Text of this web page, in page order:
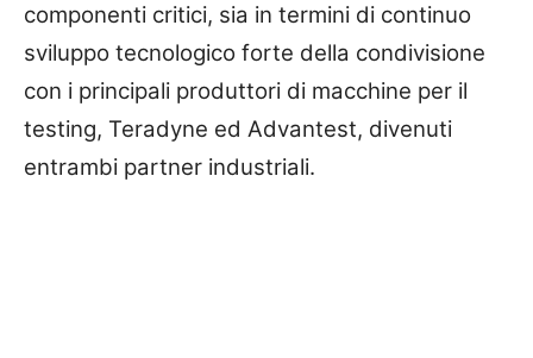
componenti critici, sia in termini di continuo
sviluppo tecnologico forte della condivisione
con i principali produttori di macchine per il
testing, Teradyne ed Advantest, divenuti
entrambi partner industriali.